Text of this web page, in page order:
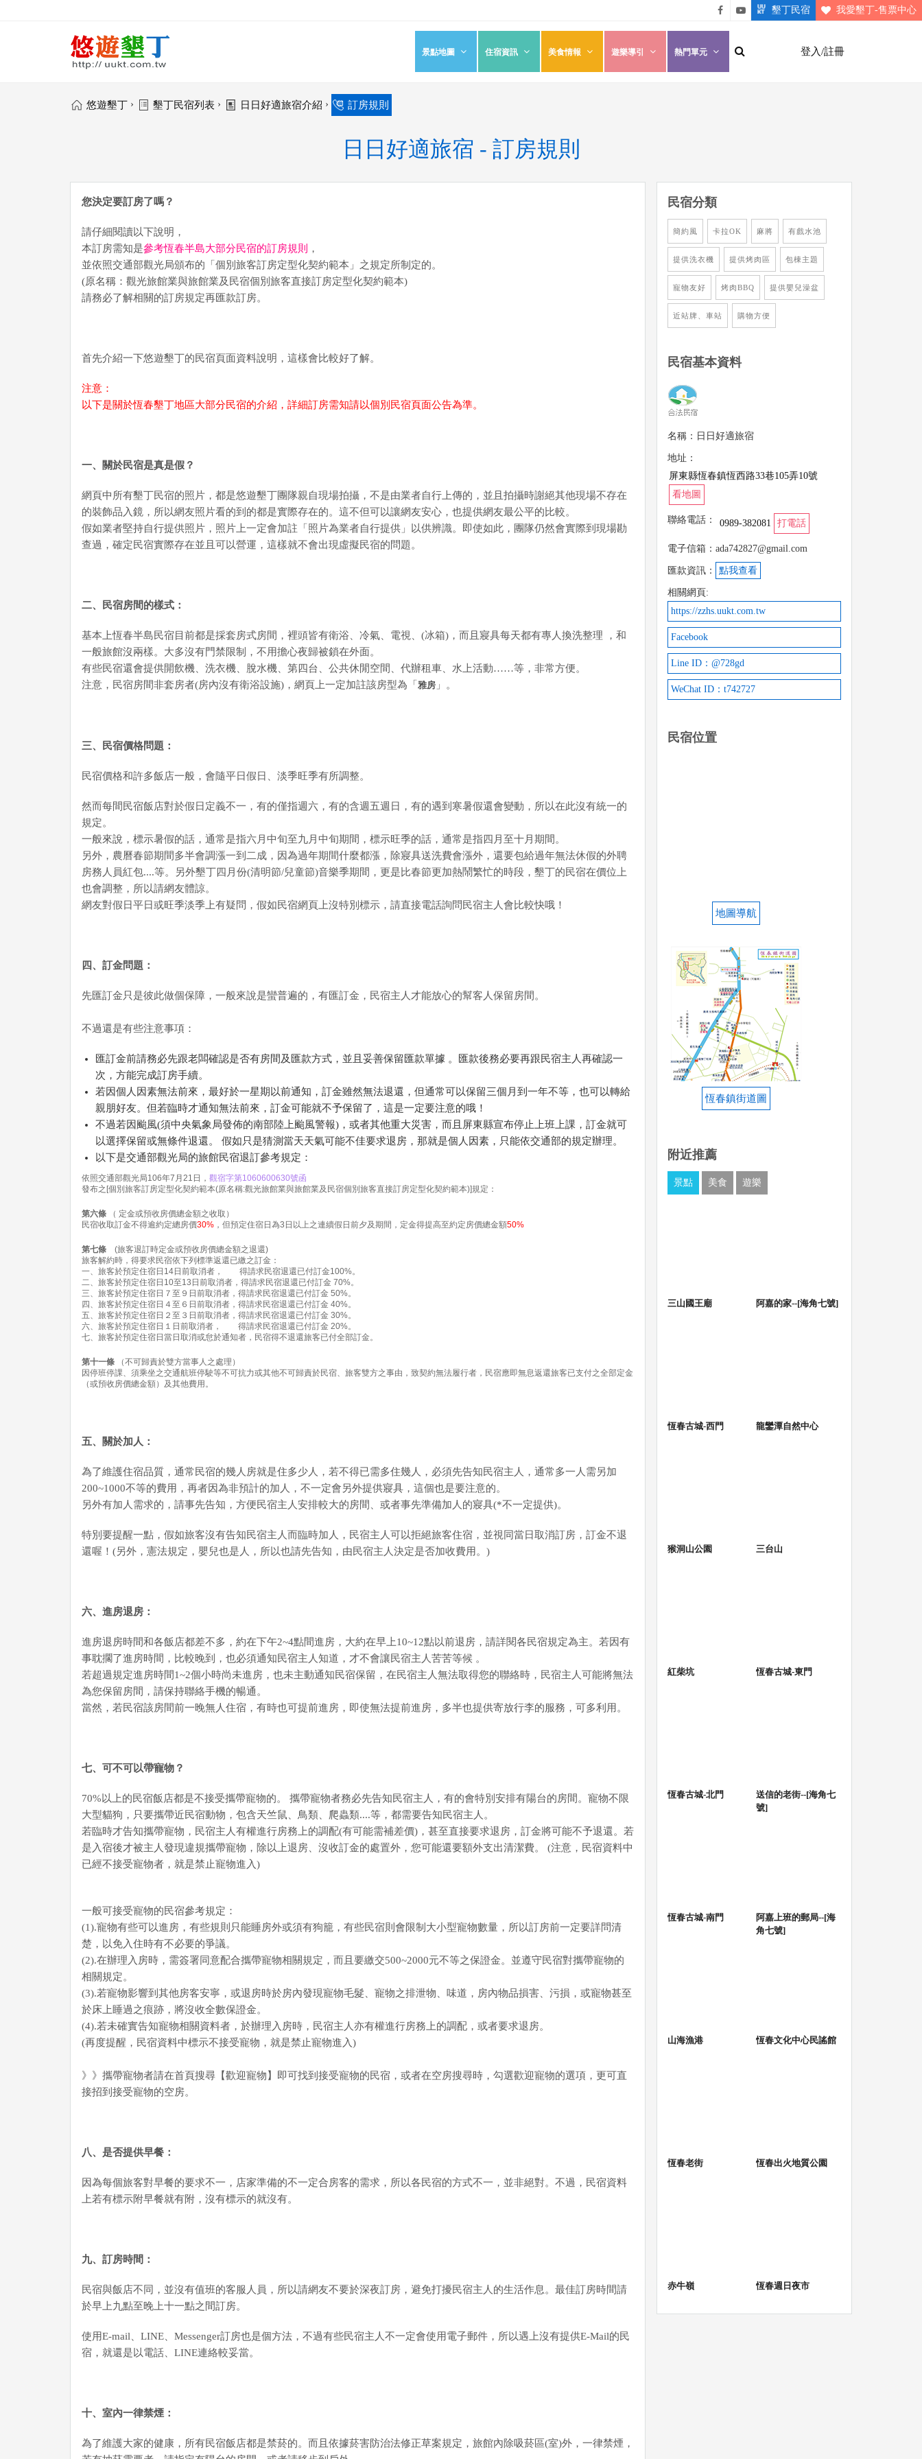
悠遊
墾丁
粉絲
墾丁
墾丁民宿 我愛墾丁-售票中心
登入/註冊
景點地圖 住宿資訊 美食情報 遊樂導引 熱門單元
悠遊墾丁 › 墾丁民宿列表 › 日日好適旅宿介紹 › 訂房規則
日日好適旅宿 - 訂房規則
您決定要訂房了嗎？
請仔細閱讀以下說明，
本訂房需知是參考恆春半島大部分民宿的訂房規則
，
並依照交通部觀光局頒布的「個別旅客訂房定型化契約範本」之規定所制定的。
(原名稱：觀光旅館業與旅館業及民宿個別旅客直接訂房定型化契約範本)
請務必了解相關的訂房規定再匯款訂房。
首先介紹一下悠遊墾丁的民宿頁面資料說明，這樣會比較好了解。
注意：
以下是關於恆春墾丁地區大部分民宿的介紹，詳細訂房需知請以個別民宿頁面公告為準。
一、關於民宿是真是假？
網頁中所有墾丁民宿的照片，都是悠遊墾丁團隊親自現場拍攝，不是由業者自行上傳的，並且拍攝時謝絕其他現場不存在
的裝飾品入鏡，所以網友照片看的到的都是實際存在的。這不但可以讓網友安心，也提供網友最公平的比較。
假如業者堅持自行提供照片，照片上一定會加註「照片為業者自行提供」以供辨識。即使如此，團隊仍然會實際到現場勘
查過，確定民宿實際存在並且可以營運，這樣就不會出現虛擬民宿的問題。
二、民宿房間的樣式：
基本上恆春半島民宿目前都是採套房式房間，裡頭皆有衛浴、冷氣、電視、(冰箱)，而且寢具每天都有專人換洗整理 ，和
一般旅館沒兩樣。大多沒有門禁限制，不用擔心夜歸被鎖在外面。
有些民宿還會提供開飲機、洗衣機、脫水機、第四台、公共休閒空間、代辦租車、水上活動……等，非常方便。
注意，民宿房間非套房者(房內沒有衛浴設施)，網頁上一定加註該房型為「 雅房 」。
三、民宿價格問題：
民宿價格和許多飯店一般，會隨平日假日、淡季旺季有所調整。
然而每間民宿飯店對於假日定義不一，有的僅指週六，有的含週五週日，有的遇到寒暑假還會變動，所以在此沒有統一的
規定。
一般來說，標示暑假的話，通常是指六月中旬至九月中旬期間，標示旺季的話，通常是指四月至十月期間。
另外，農曆春節期間多半會調漲一到二成，因為過年期間什麼都漲，除寢具送洗費會漲外，還要包給過年無法休假的外聘
房務人員紅包....等。另外墾丁四月份(清明節/兒童節)音樂季期間，更是比春節更加熱鬧繁忙的時段，墾丁的民宿在價位上
也會調整，所以請網友體諒。
網友對假日平日或旺季淡季上有疑問，假如民宿網頁上沒特別標示，請直接電話詢問民宿主人會比較快哦！
四、訂金問題：
先匯訂金只是彼此做個保障，一般來說是蠻普遍的，有匯訂金，民宿主人才能放心的幫客人保留房間。
不過還是有些注意事項：
匯訂金前請務必先跟老闆確認是否有房間及匯款方式，並且妥善保留匯款單據 。匯款後務必要再跟民宿主人再確認一
次，方能完成訂房手續。
若因個人因素無法前來，最好於一星期以前通知，訂金雖然無法退還，但通常可以保留三個月到一年不等，也可以轉給
親朋好友。但若臨時才通知無法前來，訂金可能就不予保留了，這是一定要注意的哦！
不過若因颱風(須中央氣象局發佈的南部陸上颱風警報)，或者其他重大災害，而且屏東縣宣布停止上班上課，訂金就可
以選擇保留或無條件退還。 假如只是猜測當天天氣可能不佳要求退房，那就是個人因素，只能依交通部的規定辦理。
以下是交通部觀光局的旅館民宿退訂參考規定：
依照交通部觀光局106年7月21日， 觀宿字第1060600630號函
發布之[個別旅客訂房定型化契約範本(原名稱:觀光旅館業與旅館業及民宿個別旅客直接訂房定型化契約範本)]規定：
第六條 （ 定金或預收房價總金額之收取）
民宿收取訂金不得逾約定總房價30% ，但預定住宿日為3日以上之連續假日前夕及期間，定金得提高至約定房價總金額50%
第七條 (旅客退訂時定金或預收房價總金額之退還)
旅客解約時，得要求民宿依下列標準返還已繳之訂金：
一、旅客於預定住宿日14日前取消者， 得請求民宿退還已付訂金100%。
二、旅客於預定住宿日10至13日前取消者，得請求民宿退還已付訂金 70%。
三、旅客於預定住宿日７至９日前取消者，得請求民宿退還已付訂金 50%。
四、旅客於預定住宿日４至６日前取消者，得請求民宿退還已付訂金 40%。
五、旅客於預定住宿日２至３日前取消者，得請求民宿退還已付訂金 30%。
六、旅客於預定住宿日１日前取消者， 得請求民宿退還已付訂金 20%。
七、旅客於預定住宿日當日取消或怠於通知者，民宿得不退還旅客已付全部訂金。
第十一條 （不可歸責於雙方當事人之處理）
因停班停課、須乘坐之交通航班停駛等不可抗力或其他不可歸責於民宿、旅客雙方之事由，致契約無法履行者，民宿應即無息返還旅客已支付之全部定金
（或預收房價總金額）及其他費用。
五、關於加人：
為了維護住宿品質，通常民宿的幾人房就是住多少人，若不得已需多住幾人，必須先告知民宿主人，通常多一人需另加
200~1000不等的費用，再者因為非預計的加人，不一定會另外提供寢具，這個也是要注意的。
另外有加人需求的，請事先告知，方便民宿主人安排較大的房間、或者事先準備加人的寢具(*不一定提供)。
特別要提醒一點，假如旅客沒有告知民宿主人而臨時加人，民宿主人可以拒絕旅客住宿，並視同當日取消訂房，訂金不退
還喔！(另外，憲法規定，嬰兒也是人，所以也請先告知，由民宿主人決定是否加收費用。)
六、進房退房：
進房退房時間和各飯店都差不多，約在下午2~4點間進房，大約在早上10~12點以前退房，請詳閱各民宿規定為主。若因有
事耽擱了進房時間，比較晚到，也必須通知民宿主人知道，才不會讓民宿主人苦苦等候 。
若超過規定進房時間1~2個小時尚未進房，也未主動通知民宿保留，在民宿主人無法取得您的聯絡時，民宿主人可能將無法
為您保留房間，請保持聯絡手機的暢通。
當然，若民宿該房間前一晚無人住宿，有時也可提前進房，即使無法提前進房，多半也提供寄放行李的服務，可多利用。
七、可不可以帶寵物？
70%以上的民宿飯店都是不接受攜帶寵物的。 攜帶寵物者務必先告知民宿主人，有的會特別安排有陽台的房間。寵物不限
大型貓狗，只要攜帶近民宿動物，包含天竺鼠、鳥類、爬蟲類....等，都需要告知民宿主人。
若臨時才告知攜帶寵物，民宿主人有權進行房務上的調配(有可能需補差價)，甚至直接要求退房，訂金將可能不予退還。若
是入宿後才被主人發現違規攜帶寵物，除以上退房、沒收訂金的處置外，您可能還要額外支出清潔費。 (注意，民宿資料中
已經不接受寵物者，就是禁止寵物進入)
一般可接受寵物的民宿參考規定：
(1).寵物有些可以進房，有些規則只能睡房外或須有狗籠，有些民宿則會限制大小型寵物數量，所以訂房前一定要詳問清
楚，以免入住時有不必要的爭議。
(2).在辦理入房時，需簽署同意配合攜帶寵物相關規定，而且要繳交500~2000元不等之保證金。並遵守民宿對攜帶寵物的
相關規定。
(3).若寵物影響到其他房客安寧，或退房時於房內發現寵物毛髮、寵物之排泄物、味道，房內物品損害、污損，或寵物甚至
於床上睡過之痕跡，將沒收全數保證金。
(4).若未確實告知寵物相關資料者，於辦理入房時，民宿主人亦有權進行房務上的調配，或者要求退房。
(再度提醒，民宿資料中標示不接受寵物，就是禁止寵物進入)
》》攜帶寵物者請在首頁搜尋【歡迎寵物】即可找到接受寵物的民宿，或者在空房搜尋時，勾選歡迎寵物的選項，更可直
接招到接受寵物的空房。
八、是否提供早餐：
因為每個旅客對早餐的要求不一，店家準備的不一定合房客的需求，所以各民宿的方式不一，並非絕對。不過，民宿資料
上若有標示附早餐就有附，沒有標示的就沒有。
九、訂房時間：
民宿與飯店不同，並沒有值班的客服人員，所以請網友不要於深夜訂房，避免打擾民宿主人的生活作息。最佳訂房時間請
於早上九點至晚上十一點之間訂房。
使用E-mail、LINE、Messenger訂房也是個方法，不過有些民宿主人不一定會使用電子郵件，所以遇上沒有提供E-Mail的民
宿，就還是以電話、LINE連絡較妥當。
十、室內一律禁煙：
為了維護大家的健康，所有民宿飯店都是禁菸的。而且依據菸害防治法修正草案規定，旅館內除吸菸區(室)外，一律禁煙，
民宿分類
簡約風 卡拉OK 麻將 有戲水池
提供洗衣機 提供烤肉區 包棟主題
寵物友好 烤肉BBQ 提供嬰兒澡盆
近站牌、車站 購物方便
民宿基本資料
名稱：日日好適旅宿
地址：
屏東縣恆春鎮恆西路33巷105弄10號
看地圖
聯絡電話： 0989-382081 打電話
電子信箱：ada742827@gmail.com
匯款資訊： 點我查看
相關網頁:
https://zzhs.uukt.com.tw
Facebook
Line ID：@728gd
WeChat ID：t742727
民宿位置
地圖導航
恆春鎮街道圖
附近推薦
景點 美食 遊樂
三山國王廟 阿嘉的家--[海角七號]
恆春古城-西門 龍鑾潭自然中心
猴洞山公園 三台山
紅柴坑 恆春古城-東門
恆春古城-北門
送信的老街--[海角七
號]
恆春古城-南門
阿嘉上班的郵局--[海
角七號]
山海漁港 恆春文化中心民謠館
恆春老街 恆春出火地質公園
赤牛嶺 恆春週日夜市